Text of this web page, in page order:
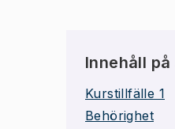
Innehåll på
Kurstillfälle 1
Behörighet